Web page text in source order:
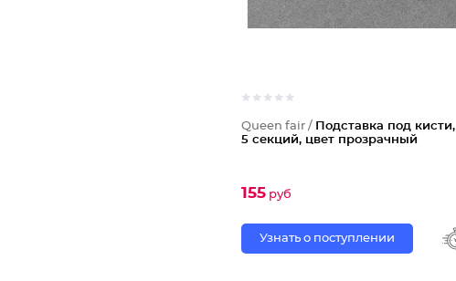
Queen fair / Подставка под кисти,
5 секций, цвет прозрачный
155руб
Узнать о поступлении